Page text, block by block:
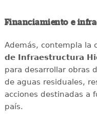
Financiamiento e
Además, contempla la
de Infraestructura
para desarrollar obras
de aguas residuales,
acciones destinadas a
país.